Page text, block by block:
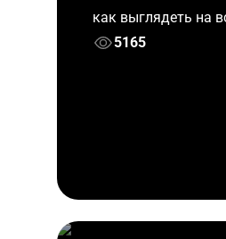
как выглядеть на
5165